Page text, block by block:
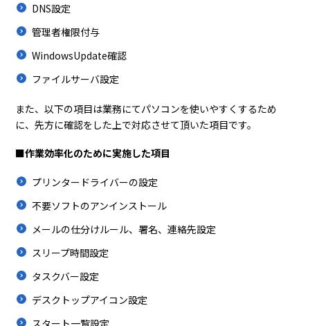
DNS設定
管理者権限付与
WindowsUpdate確認
ファイルサーバ設定
また、以下の項目は業務にてパソコンを使いやすくするため
に、先方に確認をした上で対応させて頂いた項目です。
■作業効率化のために実施した項目
プリンタードライバーの設定
不要ソフトのアンインストール
メールの仕分けルール、署名、連絡先設定
スリープ時間設定
タスクバー設定
デスクトップアイコン設定
スタート一覧設定